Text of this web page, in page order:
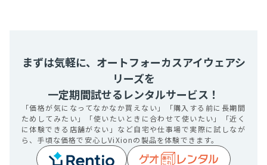
まずは気軽に、オートフォーカスアイウェアシ
リーズを
一定期間試せるレンタルサービス！
「価格が気になってなかなか買えない」「購入する前に長期間
ためしてみたい」「使いたいときに合わせて使いたい」「近く
に体験できる店舗がない」など自宅や仕事場で実際に試しなが
ら、手頃な価格で安心しViXionの製品を体験できます。